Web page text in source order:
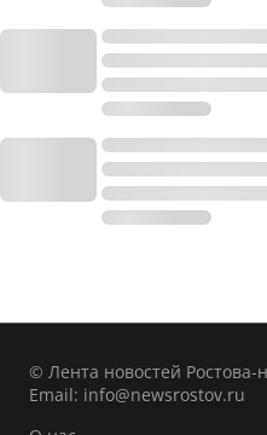
© Лента новостей Ростова-
Email: info@newsrostov.ru